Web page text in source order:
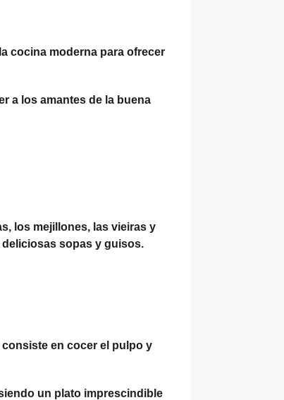
cocina moderna para ofrecer
a los amantes de la buena
los mejillones, las vieiras y
deliciosas sopas y guisos.
en cocer el pulpo y
un plato imprescindible